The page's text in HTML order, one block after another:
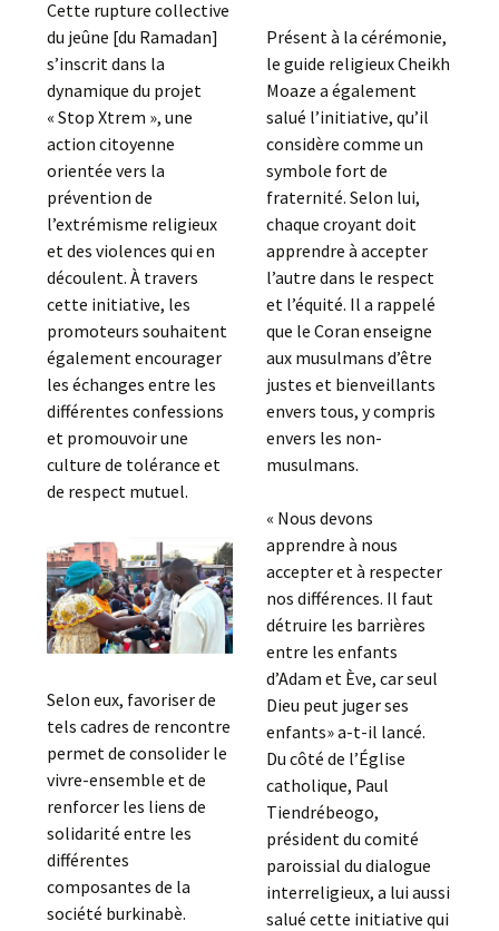
Cette rupture collective
du jeûne [du Ramadan]
s’inscrit dans la
dynamique du projet
« Stop Xtrem », une
action citoyenne
orientée vers la
prévention de
l’extrémisme religieux
et des violences qui en
découlent. À travers
cette initiative, les
promoteurs souhaitent
également encourager
les échanges entre les
différentes confessions
et promouvoir une
culture de tolérance et
de respect mutuel.
Selon eux, favoriser de
tels cadres de rencontre
permet de consolider le
vivre-ensemble et de
renforcer les liens de
solidarité entre les
différentes
composantes de la
société burkinabè.
Présent à la cérémonie,
le guide religieux Cheikh
Moaze a également
salué l’initiative, qu’il
considère comme un
symbole fort de
fraternité. Selon lui,
chaque croyant doit
apprendre à accepter
l’autre dans le respect
et l’équité. Il a rappelé
que le Coran enseigne
aux musulmans d’être
justes et bienveillants
envers tous, y compris
envers les non-
musulmans.
« Nous devons
apprendre à nous
accepter et à respecter
nos différences. Il faut
détruire les barrières
entre les enfants
d’Adam et Ève, car seul
Dieu peut juger ses
enfants» a-t-il lancé.
Du côté de l’Église
catholique, Paul
Tiendrébeogo,
président du comité
paroissial du dialogue
interreligieux, a lui aussi
salué cette initiative qui